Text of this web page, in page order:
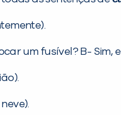
um fusível? B- Sim,